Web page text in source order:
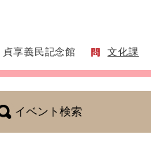
貞享義民記念館 文化課
イベント検索